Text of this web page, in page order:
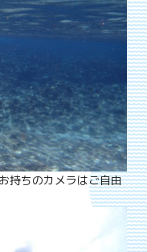
持ちのカメラはご自由